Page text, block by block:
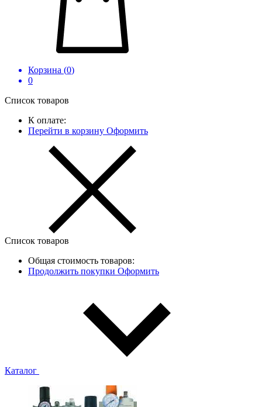
Корзина (0)
0
Список товаров
К оплате:
Перейти в корзину Оформить
Список товаров
Общая стоимость товаров:
Продолжить покупки Оформить
Каталог